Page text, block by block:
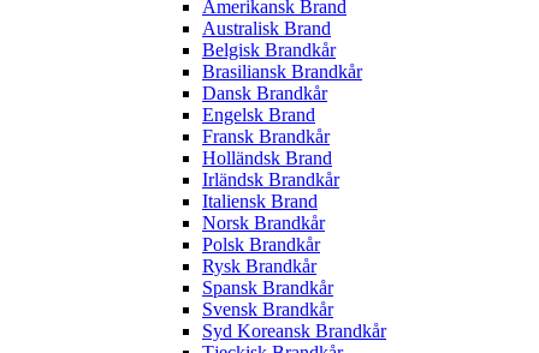
Amerikansk Brand
Australisk Brand
Belgisk Brandkår
Brasiliansk Brandkår
Dansk Brandkår
Engelsk Brand
Fransk Brandkår
Holländsk Brand
Irländsk Brandkår
Italiensk Brand
Norsk Brandkår
Polsk Brandkår
Rysk Brandkår
Spansk Brandkår
Svensk Brandkår
Syd Koreansk Brandkår